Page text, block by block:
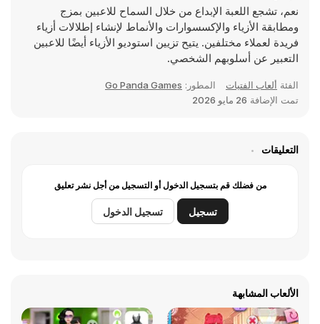
نعم، تشجع اللعبة الإبداع من خلال السماح للاعبين بمزج
ومطابقة الأزياء والإكسسوارات والأنماط لإنشاء إطلالات أزياء
فريدة لعملاء مختلفين. يتيح تزيين استوديو الأزياء أيضًا للاعبين
التعبير عن أسلوبهم الشخصي.
الفئة ألعاب الفتيات المطور: Go Panda Games
تمت الإضافة 26 مايو 2026
التعليقات
من فضلك قم بتسجيل الدخول أو التسجيل من أجل نشر تعليق
تسجيل تسجيل الدخول
الألعاب المشابهة